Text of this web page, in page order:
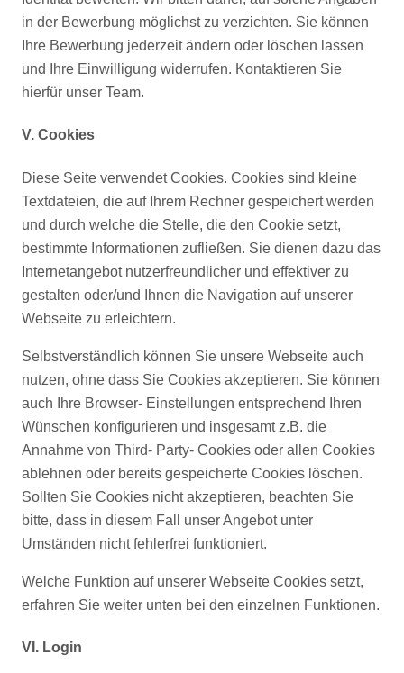
in der Bewerbung möglichst zu verzichten. Sie können
Ihre Bewerbung jederzeit ändern oder löschen lassen
und Ihre Einwilligung widerrufen. Kontaktieren Sie
hierfür unser Team.
V. Cookies
Diese Seite verwendet Cookies. Cookies sind kleine
Textdateien, die auf Ihrem Rechner gespeichert werden
und durch welche die Stelle, die den Cookie setzt,
bestimmte Informationen zufließen. Sie dienen dazu das
Internetangebot nutzerfreundlicher und effektiver zu
gestalten oder/und Ihnen die Navigation auf unserer
Webseite zu erleichtern.
Selbstverständlich können Sie unsere Webseite auch
nutzen, ohne dass Sie Cookies akzeptieren. Sie können
auch Ihre Browser- Einstellungen entsprechend Ihren
Wünschen konfigurieren und insgesamt z.B. die
Annahme von Third- Party- Cookies oder allen Cookies
ablehnen oder bereits gespeicherte Cookies löschen.
Sollten Sie Cookies nicht akzeptieren, beachten Sie
bitte, dass in diesem Fall unser Angebot unter
Umständen nicht fehlerfrei funktioniert.
Welche Funktion auf unserer Webseite Cookies setzt,
erfahren Sie weiter unten bei den einzelnen Funktionen.
VI. Login